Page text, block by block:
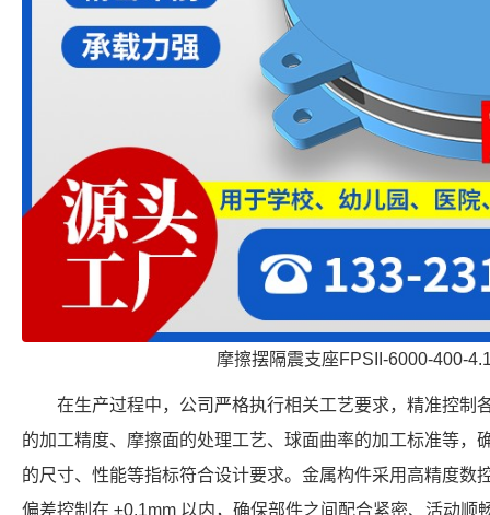
摩擦摆隔震支座FPSII-6000-400-
在生产过程中，公司严格执行相关工艺要求，精准控制
的加工精度、摩擦面的处理工艺、球面曲率的加工标准等，
的尺寸、性能等指标符合设计要求。金属构件采用高精度数
偏差控制在 ±0.1mm 以内，确保部件之间配合紧密、活动顺